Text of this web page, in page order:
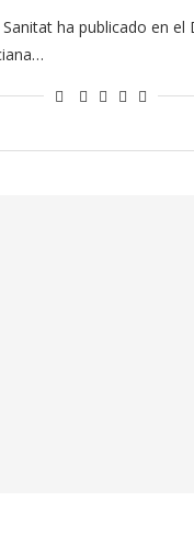
ha publicado en el